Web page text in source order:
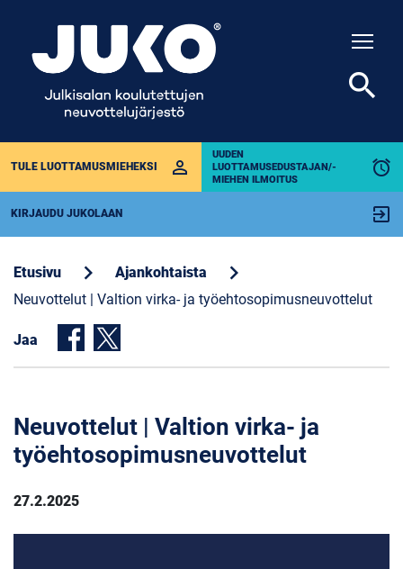
TULE LUOTTAMUSMIEHEKSI perm_identity
UUDEN
LUOTTAMUSEDUSTAJAN/-
MIEHEN ILMOITUS
alarm
KIRJAUDU JUKOLAAN exit_to_app
search
Etusivu chevron_right Ajankohtaista chevron_right
Neuvottelut | Valtion virka- ja työehtosopimusneuvottelut
Jaa
Neuvottelut | Valtion virka- ja
työehtosopimusneuvottelut
27.2.2025